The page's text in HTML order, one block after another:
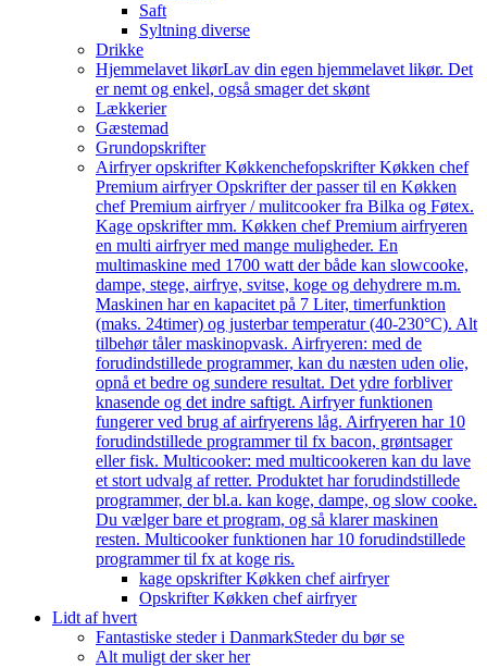
Saft
Syltning diverse
Drikke
Hjemmelavet likørLav din egen hjemmelavet likør. Det
er nemt og enkel, også smager det skønt
Lækkerier
Gæstemad
Grundopskrifter
Airfryer opskrifter Køkkenchefopskrifter Køkken chef
Premium airfryer Opskrifter der passer til en Køkken
chef Premium airfryer / mulitcooker fra Bilka og Føtex.
Kage opskrifter mm. Køkken chef Premium airfryeren
en multi airfryer med mange muligheder. En
multimaskine med 1700 watt der både kan slowcooke,
dampe, stege, airfrye, svitse, koge og dehydrere m.m.
Maskinen har en kapacitet på 7 Liter, timerfunktion
(maks. 24timer) og justerbar temperatur (40-230°C). Alt
tilbehør tåler maskinopvask. Airfryeren: med de
forudindstillede programmer, kan du næsten uden olie,
opnå et bedre og sundere resultat. Det ydre forbliver
knasende og det indre saftigt. Airfryer funktionen
fungerer ved brug af airfryerens låg. Airfryeren har 10
forudindstillede programmer til fx bacon, grøntsager
eller fisk. Multicooker: med multicookeren kan du lave
et stort udvalg af retter. Produktet har forudindstillede
programmer, der bl.a. kan koge, dampe, og slow cooke.
Du vælger bare et program, og så klarer maskinen
resten. Multicooker funktionen har 10 forudindstillede
programmer til fx at koge ris.
kage opskrifter Køkken chef airfryer
Opskrifter Køkken chef airfryer
Lidt af hvert
Fantastiske steder i DanmarkSteder du bør se
Alt muligt der sker her